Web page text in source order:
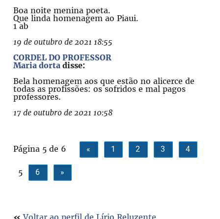
Boa noite menina poeta.
Que linda homenagem ao Piaui.
1 ab
19 de outubro de 2021 18:55
CORDEL DO PROFESSOR
Maria dorta disse:
Bela homenagem aos que estão no alicerce de
todas as profissões: os sofridos e mal pagos
professores.
17 de outubro de 2021 10:58
Página 5 de 6 « 1 2 3 4
5 6 »
« Voltar ao perfil de Lírio Reluzente